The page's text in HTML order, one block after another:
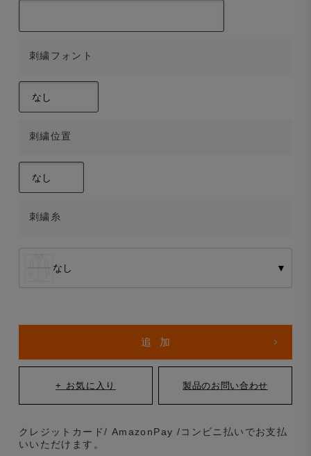
刺繍フォント
刺繍位置
刺繍糸
なし ▼
クレジットカード/ AmazonPay /コンビニ払いでお支払
いいただけます。